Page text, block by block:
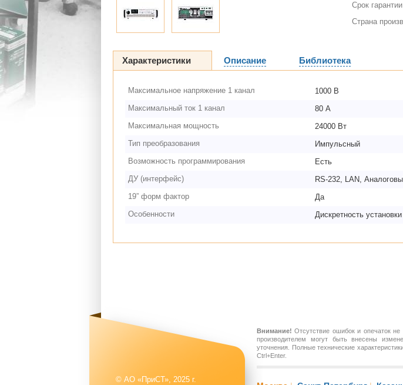
Срок
Страна
Характеристики Описание Библиотека
Максимальное напряжение 1 канал
1000 В
Максимальный ток 1 канал
80 А
Максимальная мощность
24000 Вт
Тип преобразования
Импульсный
Возможность программирования
Есть
ДУ (интерфейс)
RS-232, LAN,
19” форм фактор
Да
Особенности
Дискретность
Внимание! Отсутствие ошибок и опечаток не
производителем могут быть внесены
уточнения. Полные технические
Ctrl+Enter.
© АО «ПриСТ», 2025 г.